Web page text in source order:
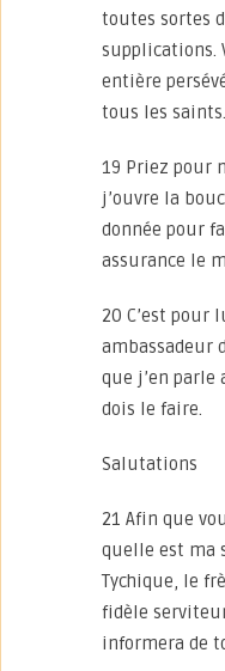
toutes sortes
supplications.
entière
tous les saints.
19 Priez pour
j’ouvre la
donnée pour
assurance le
20 C’est pour
ambassadeur
que j’en parle
dois le faire.
Salutations
21 Afin que
quelle est ma
Tychique, le
fidèle
informera de